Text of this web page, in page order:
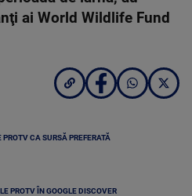
ai World Wildlife Fund
CA SURSĂ PREFERATĂ
PROTV ÎN GOOGLE DISCOVER